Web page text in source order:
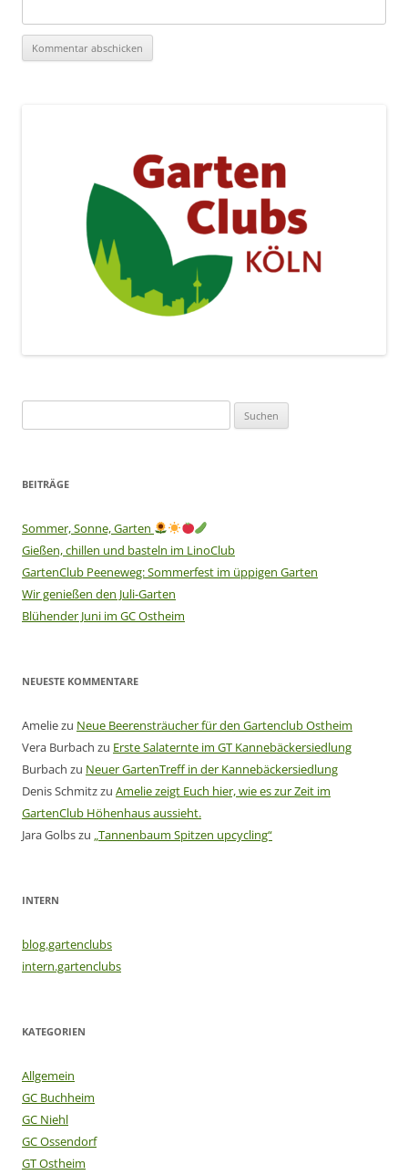
nach:
BEITRÄGE
Sommer, Sonne, Garten
Gießen, chillen und basteln im LinoClub
GartenClub Peeneweg: Sommerfest im üppigen Garten
Wir genießen den Juli-Garten
Blühender Juni im GC Ostheim
NEUESTE KOMMENTARE
Ameliezu Neue Beerensträucher für den Gartenclub Ostheim
Vera Burbach zu Erste Salaternte im GT Kannebäckersiedlung
Burbach zu Neuer GartenTreff in der Kannebäckersiedlung
Denis Schmitzzu Amelie zeigt Euch hier, wie es zur Zeit im
GartenClub Höhenhaus aussieht.
Jara Golbszu „Tannenbaum Spitzen upcycling“
INTERN
blog.gartenclubs
intern.gartenclubs
KATEGORIEN
Allgemein
GC Buchheim
GC Niehl
GC Ossendorf
GT Ostheim